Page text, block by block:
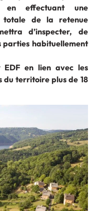
en effectuant une
totale de la retenue
d’inspecter, de
parties habituellement
en lien avec les
du territoire plus de 18